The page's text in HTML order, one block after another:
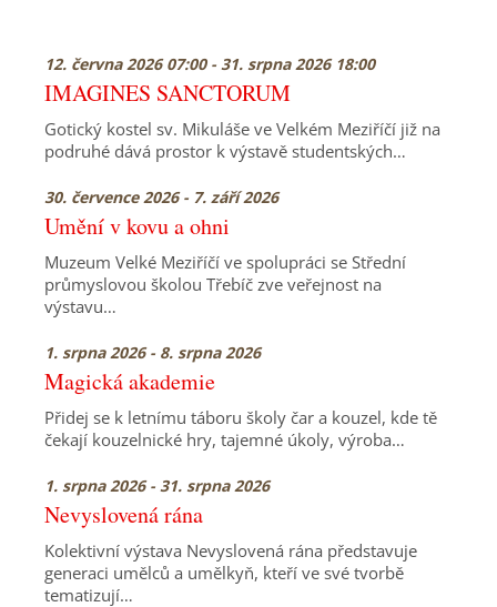
12. června 2026 07:00 - 31. srpna 2026 18:00
IMAGINES SANCTORUM
Gotický kostel sv. Mikuláše ve Velkém Meziříčí již na
podruhé dává prostor k výstavě studentských…
30. července 2026 - 7. září 2026
Umění v kovu a ohni
Muzeum Velké Meziříčí ve spolupráci se Střední
průmyslovou školou Třebíč zve veřejnost na
výstavu…
1. srpna 2026 - 8. srpna 2026
Magická akademie
Přidej se k letnímu táboru školy čar a kouzel, kde tě
čekají kouzelnické hry, tajemné úkoly, výroba…
1. srpna 2026 - 31. srpna 2026
Nevyslovená rána
Kolektivní výstava Nevyslovená rána představuje
generaci umělců a umělkyň, kteří ve své tvorbě
tematizují…